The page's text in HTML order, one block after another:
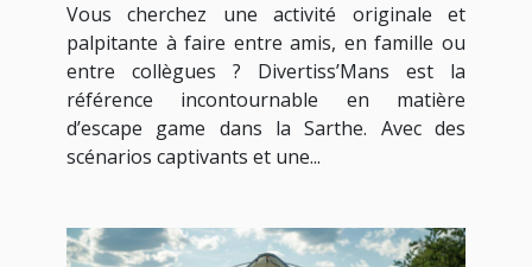
Vous cherchez une activité originale et
palpitante à faire entre amis, en famille ou
entre collègues ? Divertiss’Mans est la
référence incontournable en matière
d’escape game dans la Sarthe. Avec des
scénarios captivants et une...